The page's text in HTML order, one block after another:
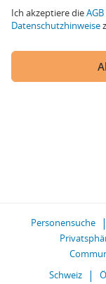
Ich akzeptiere dieAGB
Datenschutzhinweise
Personensuche
Schweiz